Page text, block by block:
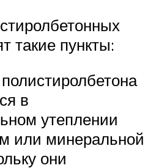
такие пункты:
в
утеплении
или минеральной
они